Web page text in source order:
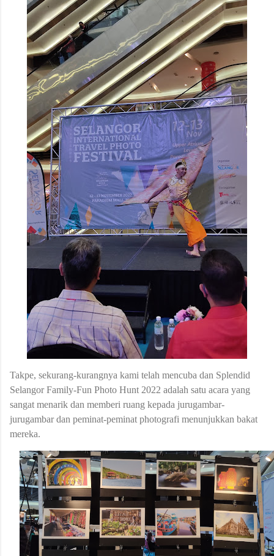
Takpe, sekurang-kurangnya kami telah mencuba dan Splendid
Selangor Family-Fun Photo Hunt 2022 adalah satu acara yang
sangat menarik dan memberi ruang kepada jurugambar-
jurugambar dan peminat-peminat photografi menunjukkan bakat
mereka.